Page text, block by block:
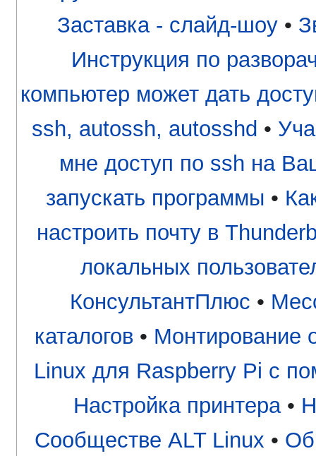
Заставка - слайд-шоу •
Инструкция по
компьютер может дать
ssh, autossh, autosshd •
мне доступ по ssh на
запускать программы •
настроить почту в
локальных
КонсультантПлюс •
каталогов • Монтирование
Linux для Raspberry Pi с
Настройка принтера•
Сообществе ALT Linux •